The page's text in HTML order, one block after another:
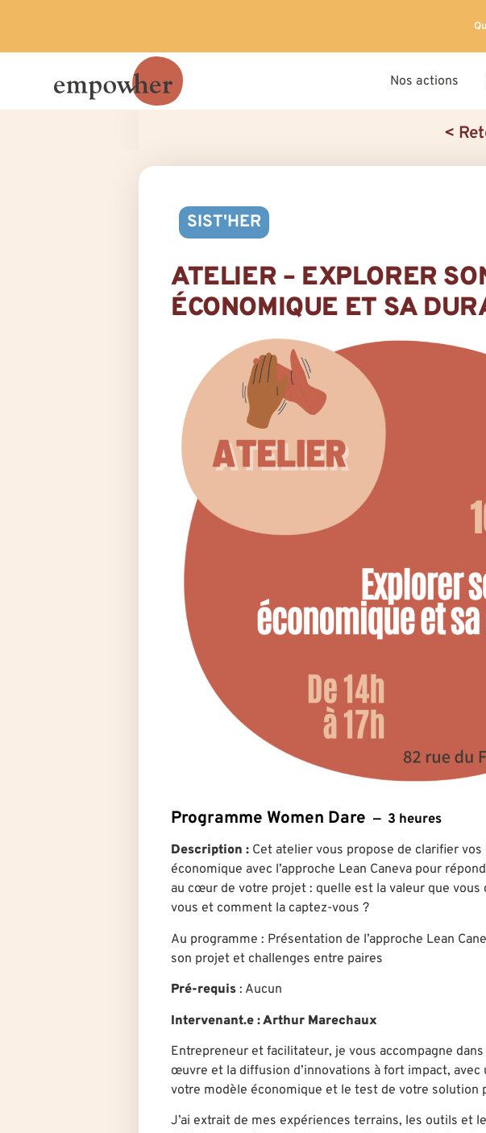
Nos actions
<
SIST'HER
ATELIER – EXPLORER
ÉCONOMIQUE ET SA
Programme Women Dare 3 heures
Description : Cet atelier vous propose de clarifier
économique avec l’approche Lean Caneva pour
au cœur de votre projet : quelle est la valeur que vous
vous et comment la captez-vous ?
Au programme : Présentation de l’approche Lean
son projet et challenges entre paires
Pré-requis : Aucun
Intervenant.e : Arthur Marechaux
Entrepreneur et facilitateur, je vous accompagne
œuvre et la diffusion d’innovations à fort impact, avec
votre modèle économique et le test de votre solution
J’ai extrait de mes expériences terrains, les outils et